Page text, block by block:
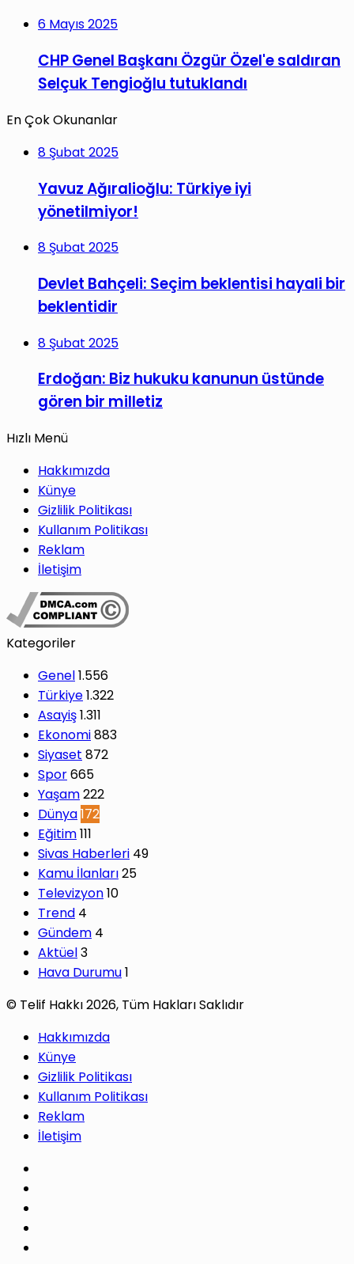
6 Mayıs 2025
CHP Genel Başkanı Özgür Özel'e saldıran
Selçuk Tengioğlu tutuklandı
En Çok Okunanlar
8 Şubat 2025
Yavuz Ağıralioğlu: Türkiye iyi
yönetilmiyor!
8 Şubat 2025
Devlet Bahçeli: Seçim beklentisi hayali bir
beklentidir
8 Şubat 2025
Erdoğan: Biz hukuku kanunun üstünde
gören bir milletiz
Hızlı Menü
Hakkımızda
Künye
Gizlilik Politikası
Kullanım Politikası
Reklam
İletişim
Kategoriler
Genel1.556
Türkiye1.322
Asayiş1.311
Ekonomi883
Siyaset 872
Spor665
Yaşam222
Dünya172
Eğitim111
Sivas Haberleri 49
Kamu İlanları25
Televizyon10
Trend 4
Gündem 4
Aktüel3
Hava Durumu1
© Telif Hakkı 2026, Tüm Hakları Saklıdır
Hakkımızda
Künye
Gizlilik Politikası
Kullanım Politikası
Reklam
İletişim